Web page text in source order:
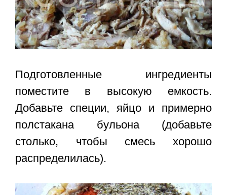
Подготовленные ингредиенты
поместите в высокую емкость.
Добавьте специи, яйцо и примерно
полстакана бульона (добавьте
столько, чтобы смесь хорошо
распределилась).